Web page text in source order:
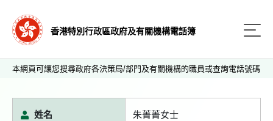
香港特別行政區政府及有關機構電話簿
本網頁可讓您搜尋政府各決策局/部門及有關機構的職員或查詢電話號碼
姓名 朱菁菁女士